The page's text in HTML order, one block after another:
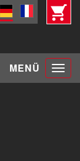
MENÜ Toggle